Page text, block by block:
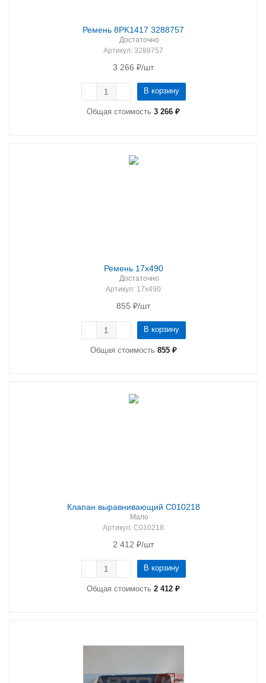
Ремень 8PK1417 3288757
Достаточно
Артикул: 3288757
3 266 ₽/шт
В корзину
Общая стоимость 3 266 ₽
Ремень 17х490
Достаточно
Артикул: 17х490
855 ₽/шт
В корзину
Общая стоимость 855 ₽
Клапан выравнивающий C010218
Мало
Артикул: C010218
2 412 ₽/шт
В корзину
Общая стоимость 2 412 ₽